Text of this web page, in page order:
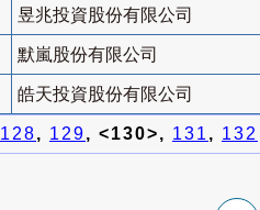
昱兆投資股份有限公司
默嵐股份有限公司
皓天投資股份有限公司
128, 129, <130>, 131, 132